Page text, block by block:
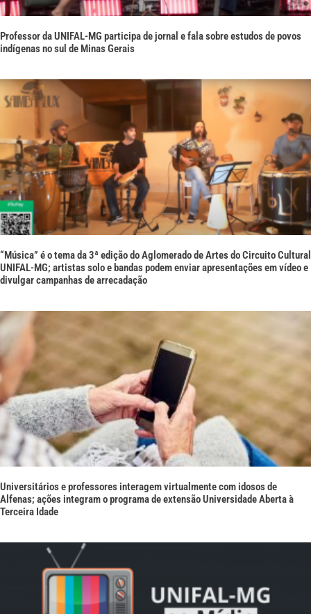
Professor da UNIFAL-MG participa de jornal e fala sobre estudos de povos
indígenas no sul de Minas Gerais
“Música” é o tema da 3ª edição do Aglomerado de Artes do Circuito Cultural
UNIFAL-MG; artistas solo e bandas podem enviar apresentações em vídeo e
divulgar campanhas de arrecadação
Universitários e professores interagem virtualmente com idosos de
Alfenas; ações integram o programa de extensão Universidade Aberta à
Terceira Idade